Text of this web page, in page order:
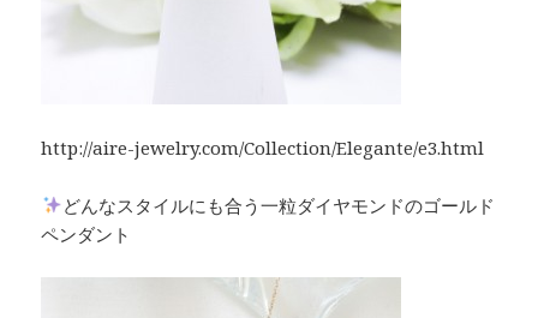
http://aire-jewelry.com/Collection/Elegante/e3.html
どんなスタイルにも合う一粒ダイヤモンドのゴールド
ペンダント